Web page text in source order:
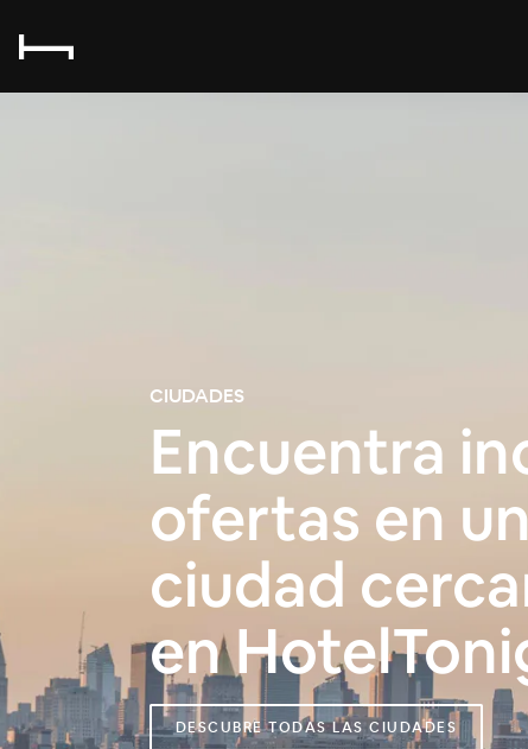
CIUDADES
Encuentra
ofertas en
ciudad
en
DESCUBRE TODAS LAS CIUDADES